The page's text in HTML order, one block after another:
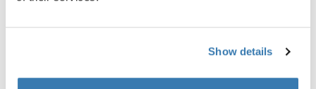
Show details
Acerca de Reacha: una
innovación modular y
sostenible